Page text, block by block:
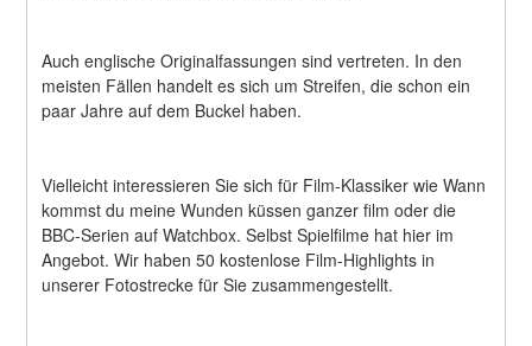
Auch englische Originalfassungen sind vertreten. In den
meisten Fällen handelt es sich um Streifen, die schon ein
paar Jahre auf dem Buckel haben.
Vielleicht interessieren Sie sich für Film-Klassiker wie Wann
kommst du meine Wunden küssen ganzer film oder die
BBC-Serien auf Watchbox. Selbst Spielfilme hat hier im
Angebot. Wir haben 50 kostenlose Film-Highlights in
unserer Fotostrecke für Sie zusammengestellt.